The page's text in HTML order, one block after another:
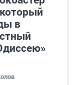
в